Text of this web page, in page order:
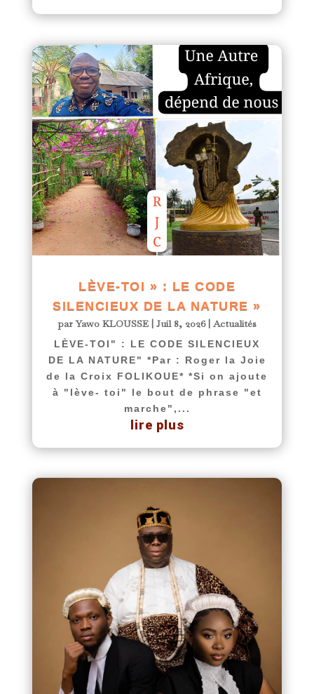
LÈVE-TOI » : LE CODE
SILENCIEUX DE LA NATURE »
parYawo KLOUSSE| Juil 8, 2026|Actualités
LÈVE-TOI" : LE CODE SILENCIEUX
DE LA NATURE" *Par : Roger la Joie
de la Croix FOLIKOUE* *Si on ajoute
à "lève- toi" le bout de phrase "et
marche",...
lire plus